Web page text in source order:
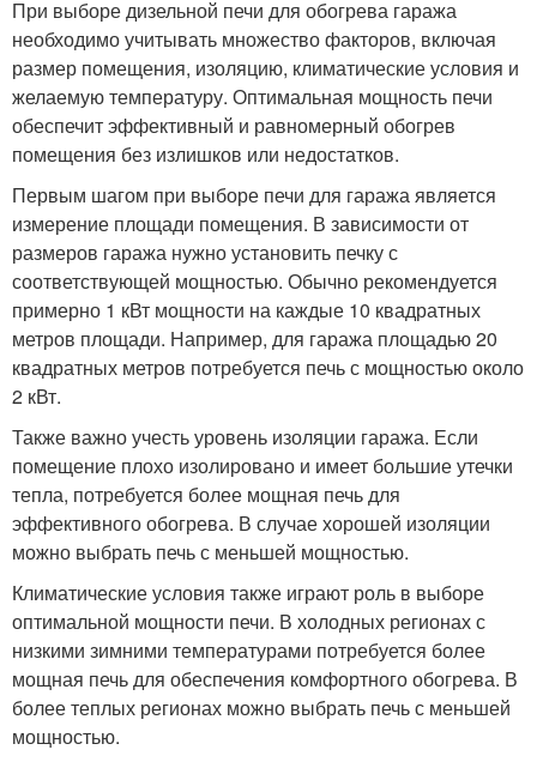
При выборе дизельной печи для обогрева гаража
необходимо учитывать множество факторов, включая
размер помещения, изоляцию, климатические условия и
желаемую температуру. Оптимальная мощность печи
обеспечит эффективный и равномерный обогрев
помещения без излишков или недостатков.
Первым шагом при выборе печи для гаража является
измерение площади помещения. В зависимости от
размеров гаража нужно установить печку с
соответствующей мощностью. Обычно рекомендуется
примерно 1 кВт мощности на каждые 10 квадратных
метров площади. Например, для гаража площадью 20
квадратных метров потребуется печь с мощностью около
2 кВт.
Также важно учесть уровень изоляции гаража. Если
помещение плохо изолировано и имеет большие утечки
тепла, потребуется более мощная печь для
эффективного обогрева. В случае хорошей изоляции
можно выбрать печь с меньшей мощностью.
Климатические условия также играют роль в выборе
оптимальной мощности печи. В холодных регионах с
низкими зимними температурами потребуется более
мощная печь для обеспечения комфортного обогрева. В
более теплых регионах можно выбрать печь с меньшей
мощностью.